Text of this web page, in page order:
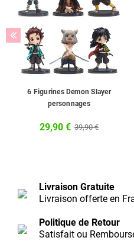
6 Figurines Demon Slayer
personnages
29,90 € 39,90 €
Livraison Gratuite
Livraison offerte en
Politique de Retour
Satisfait ou